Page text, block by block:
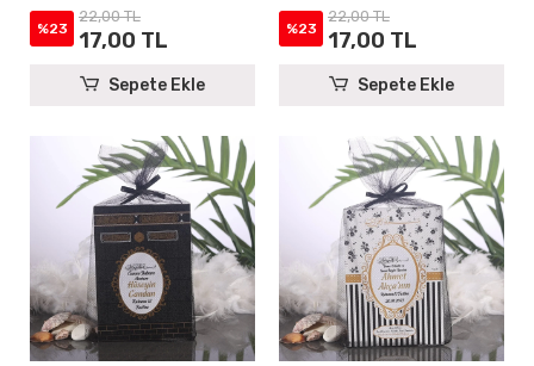
%23
22,00 TL
17,00 TL
Sepete Ekle
%23
22,00 TL
17,00 TL
Sepete Ekle